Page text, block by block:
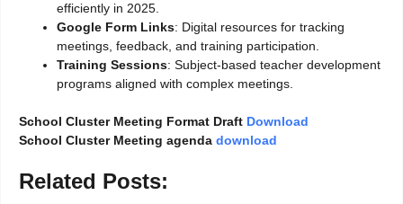
efficiently in 2025.
Google Form Links: Digital resources for tracking
meetings, feedback, and training participation.
Training Sessions: Subject-based teacher development
programs aligned with complex meetings.
School Cluster Meeting Format Draft Download
School Cluster Meeting agenda download
Related Posts: